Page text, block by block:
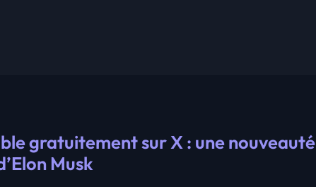
gratuitement sur X : une nouveauté
Musk